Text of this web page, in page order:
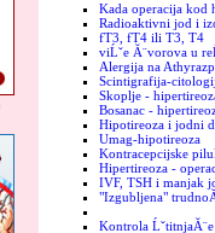
Kada operacija kod
Radioaktivni jod i
fT3, fT4 ili T3, T4
viĹˇe Ă¨vorova u
Alergija na
Scintigrafija-
Skoplje -
Bosanac -
Hipotireoza i jodni
Umag-hipotireoza
Kontracepcijske
Hipertireoza -
IVF, TSH i manjak
"Izgubljena"
Kontrola